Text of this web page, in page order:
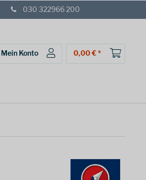
030 322966 200
Mein Konto 0,00 € *